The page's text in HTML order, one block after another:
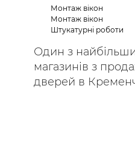
Монтаж вікон
Монтаж вікон
Штукатурні роботи
Один з
магазинів з
дверей в